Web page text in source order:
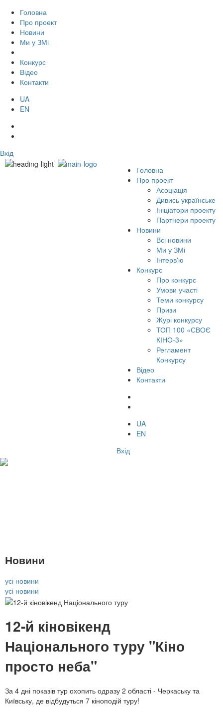
Головна
Про проект
Новини
Ми у ЗМі
Конкурс
Відео
Контакти
UA
EN
Вхід
Головна
Про проект
Асоціація
Дивись українське
Ініціатори проекту
Партнери проекту
Новини
Всі новини
Ми у ЗМі
Інтерв'ю
Конкурс
Про конкурс
Умови участі
Теми конкурсу
Призи
Журі конкурсу
ТОП 100 «СВОЄ
КІНО-3»
Регламент
Конкурсу
Відео
Контакти
UA
EN
Вхід
Новини
усі новини
усі новини
12-й кіновікенд
Національного туру "Кіно
просто неба"
За 4 дні показів тур охопить одразу 2 області - Черкаську та
Київську, де відбудуться 7 кіноподій туру!